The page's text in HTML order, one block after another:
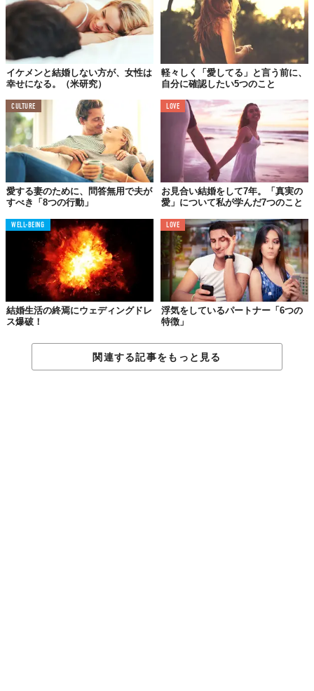
お互いにとって気持ちの良いセックスはここから始まります。
一人の時間を大切にできれば
一緒にいるのが倍楽しい
平日は仕事で一緒にいる時間が少ない分、休日は2人で、もしくは
家族で過ごすもの。というのが一般的な考えかもしれません。け
れど、たまには一人でお出かけしてみては？エステや美容院で自
分のケアをする、カフェでお茶をするなど、ほんの数時間の外出
もアリ。自分を見つめ直す時間が確保できれば、お互いに依存し
ない、良好な関係を続くことでしょう。
07.
どんな時も、パートナーの
一番のファンでいること
イケメンと結婚しない方が、女性は
幸せになる。（米研究）
軽々しく「愛してる」と言う前に、
自分に確認したい5つのこと
CULTURE
愛する妻のために、問答無用で夫が
すべき「8つの行動」
LOVE
お見合い結婚をして7年。「真実の
愛」について私が学んだ7つのこと
WELL-BEING
結婚生活の終焉にウェディングドレ
ス爆破！
LOVE
浮気をしているパートナー「6つの
特徴」
関連する記事をもっと見る